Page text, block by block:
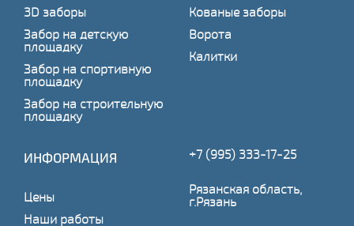
3D заборы
Забор на детскую
площадку
Забор на спортивную
площадку
Забор на строительную
площадку
Кованые заборы
Ворота
Калитки
ИНФОРМАЦИЯ
Цены
Наши работы
+7 (995) 333-17-25
Рязанская область,
г.Рязань